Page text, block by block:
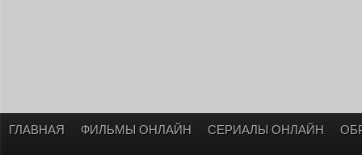
ГЛАВНАЯ ФИЛЬМЫ ОНЛАЙН СЕРИАЛЫ ОНЛАЙН